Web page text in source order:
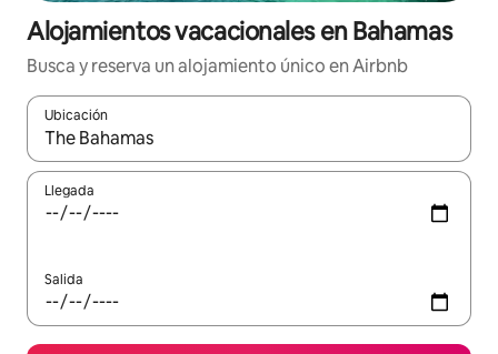
Alojamientos vacacionales en Bahamas
Busca y reserva un alojamiento único en Airbnb
Ubicación
Cuando los resultados estén disponibles, podrás navegar
Llegada
Salida